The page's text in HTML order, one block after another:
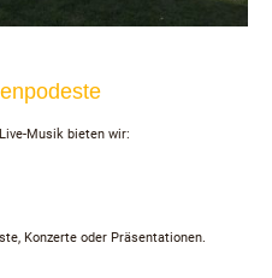
Musik bieten wir:
Konzerte oder Präsentationen.